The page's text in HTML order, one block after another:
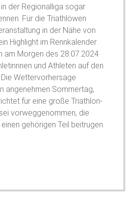
der Regionalliga sogar
Für die Triathlöwen
in der Nähe von
Highlight im Rennkalender
am Morgen des 28.07.2024
und Athleten auf den
Wettervorhersage
angenehmen Sommertag,
für eine große Triathlon-
vorweggenommen, die
gehörigen Teil beitrugen.